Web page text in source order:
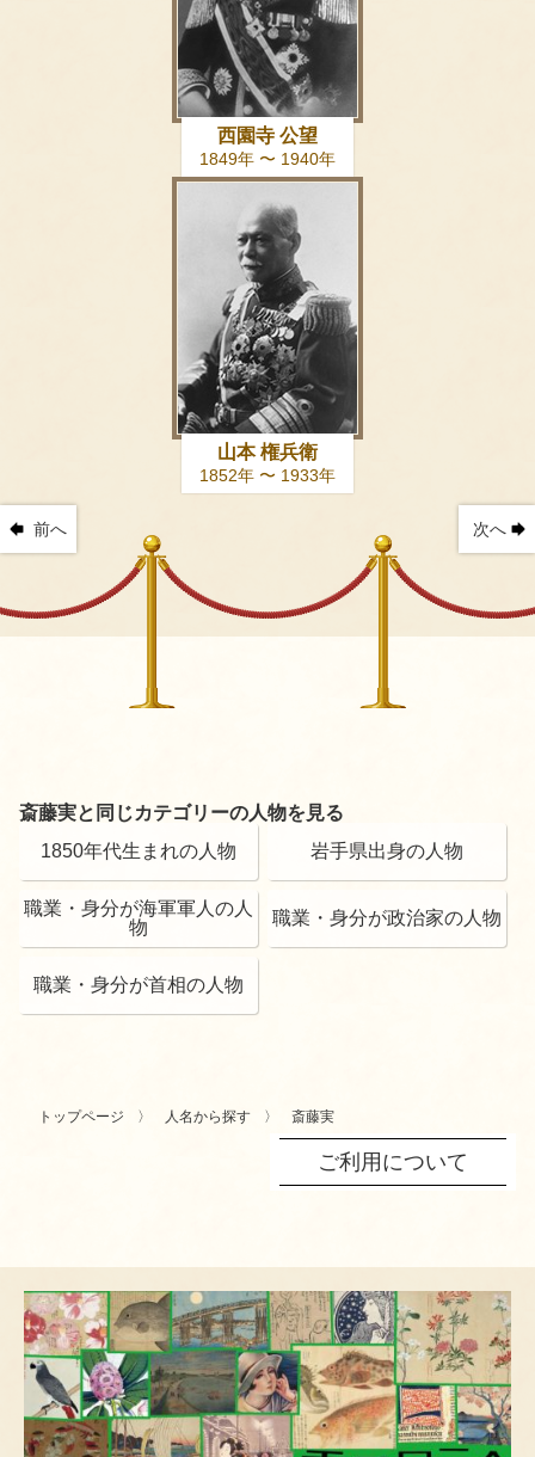
前へ
西園寺 公望
1849年 〜 1940年
山本 権兵衛
1852年 〜 1933年
次へ
斎藤実と同じカテゴリーの人物を見る
1850年代生まれの人物
岩手県出身の人物
職業・身分が海軍軍人の人
物
職業・身分が政治家の人物
職業・身分が首相の人物
トップページ 人名から探す 斎藤実
ご利用について